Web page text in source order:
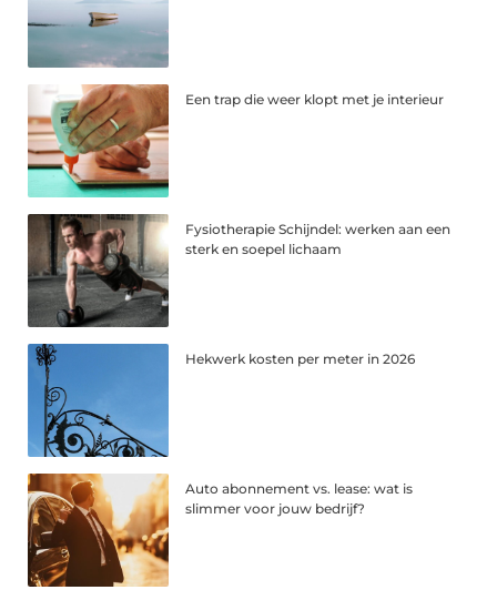
Een trap die weer klopt met je interieur
Fysiotherapie Schijndel: werken aan een
sterk en soepel lichaam
Hekwerk kosten per meter in 2026
Auto abonnement vs. lease: wat is
slimmer voor jouw bedrijf?